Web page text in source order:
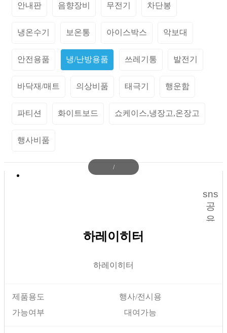
안내판 음향장비 무전기 차단봉
냉온수기 보온통 아이스박스 악보대
안전용품 냉/난방용품 쓰레기통 발전기
바닥재/매트 의상비품 태극기 행운함
파티션 화이트보드 쇼케이스,냉장고,온장고
행사비품
/
sns
공
유
하레이히터
하레이히터
제품용도
행사/전시용
가능여부
대여가능